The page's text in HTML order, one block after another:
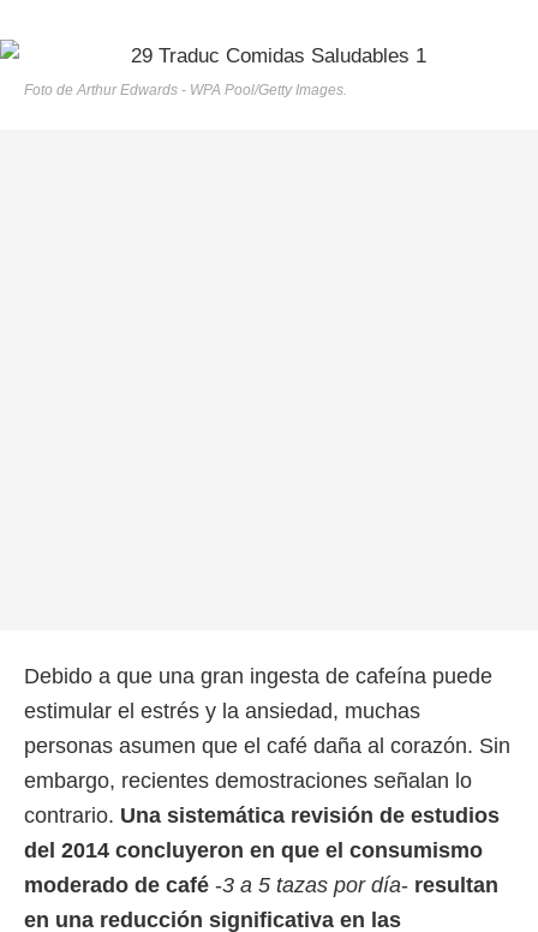
Foto de Arthur Edwards - WPA Pool/Getty Images.
Debido a que una gran ingesta de cafeína puede
estimular el estrés y la ansiedad, muchas
personas asumen que el café daña al corazón. Sin
embargo, recientes demostraciones señalan lo
contrario. Una sistemática revisión de estudios
del 2014 concluyeron en que el consumismo
moderado de café -3 a 5 tazas por día- resultan
en una reducción significativa en las